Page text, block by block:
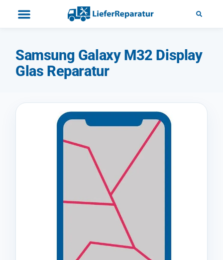
Samsung Galaxy M32 Display
Glas Reparatur